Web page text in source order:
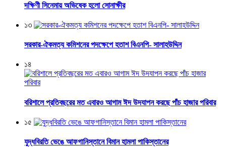
দক্ষিণী সিনেমায় অভিষেক হলো সোনাক্ষীর
১৩
সরকার-ঐকমত্য কমিশনের পদক্ষেপে হতাশ বিএনপি- সালাহউদ্দিন
১৪
বরিশালে প্রতিবছরের মত এবারও আগাম ঈদ উদযাপন করছে পাঁচ হাজার পরিবার
১৫
যুদ্ধবিরতি ভেঙে আফগানিস্তানে বিমান হামলা পাকিস্তানের